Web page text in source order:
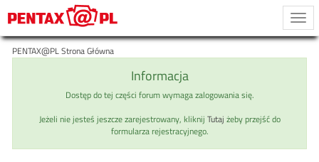
PENTAX@PL Strona Główna
Informacja
Dostęp do tej części forum wymaga zalogowania się.
Jeżeli nie jesteś jeszcze zarejestrowany, kliknij Tutaj żeby przejść do
formularza rejestracyjnego.